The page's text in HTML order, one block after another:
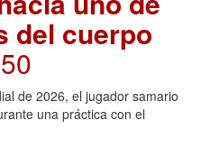
del cuerpo
de 2026, el jugador samario
una práctica con el